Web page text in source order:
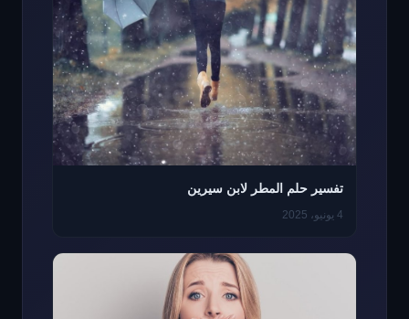
تفسير حلم المطر لابن سيرين
4 يونيو، 2025